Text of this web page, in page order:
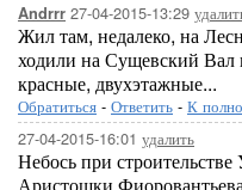
Andrrr 27-04-2015-13:29
Жил там, недалеко, на
ходили на Сущевский Вал
красные, двухэтажные...
Обратиться - Ответить - К
27-04-2015-16:01 удалить
Небось при